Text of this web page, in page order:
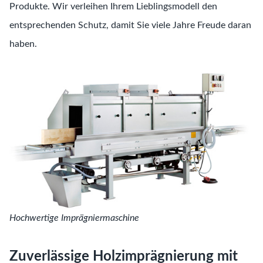
Produkte. Wir verleihen Ihrem Lieblingsmodell den
entsprechenden Schutz, damit Sie viele Jahre Freude daran
haben.
Hochwertige Imprägniermaschine
Zuverlässige Holzimprägnierung mit